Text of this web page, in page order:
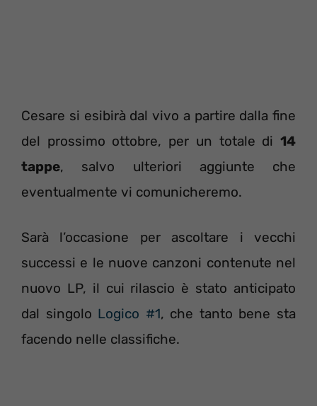
Cesare si esibirà dal vivo a partire dalla fine
del prossimo ottobre, per un totale di 14
tappe, salvo ulteriori aggiunte che
eventualmente vi comunicheremo.
Sarà l’occasione per ascoltare i vecchi
successi e le nuove canzoni contenute nel
nuovo LP, il cui rilascio è stato anticipato
dal singolo Logico #1, che tanto bene sta
facendo nelle classifiche.